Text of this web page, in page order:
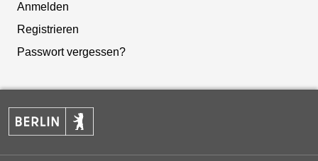
Anmelden
Registrieren
Passwort vergessen?